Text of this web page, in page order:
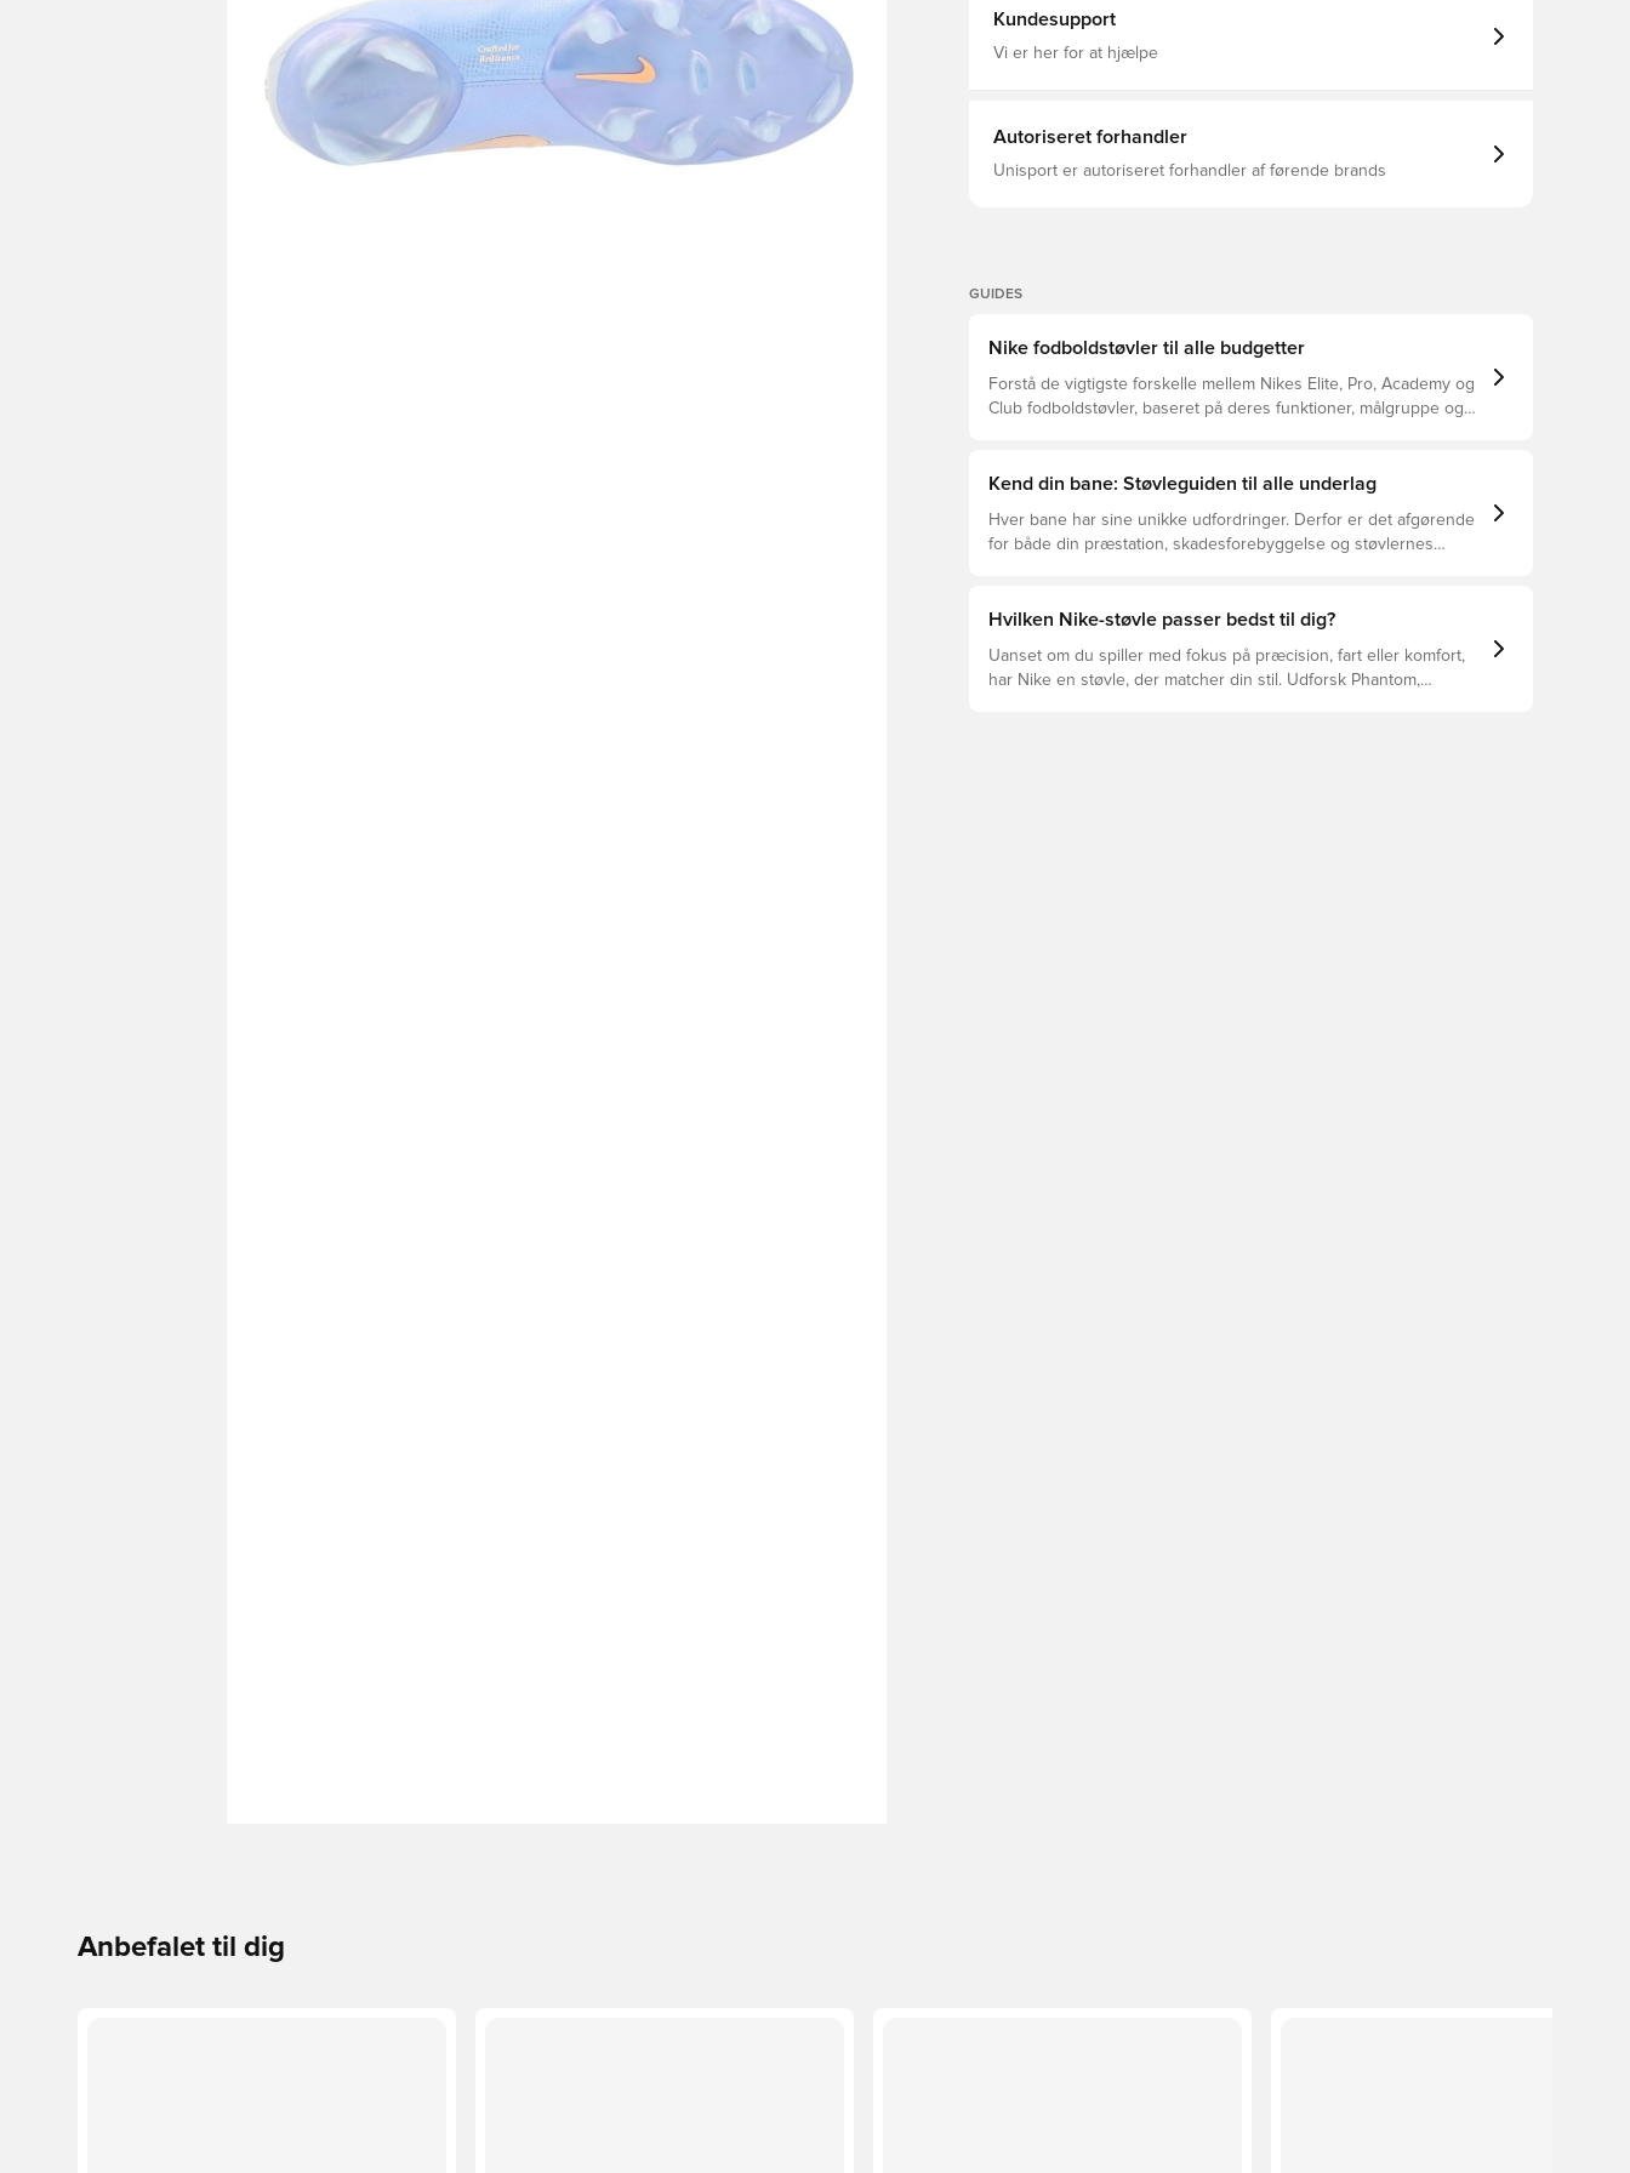
absorberer 29% mindre vand end naturligt læder for ensartet
boldføling og komfort under alle forhold Ydersålen er avanceret
og udstyret med kileformede tå-knopper og snoede koniske
strikket krave, der sikrer din fod til dynamiske bevægelser Med
et klassisk adaptivt snøresystem Dette er en fodboldstøvle med
FG-knopper til brug på naturlige græsbaner. Bemærk: Nike
Kundesupport
Vi er her for at hjælpe
Autoriseret forhandler
Unisport er autoriseret forhandler af førende brands
GUIDES
Nike fodboldstøvler til alle budgetter
Forstå de vigtigste forskelle mellem Nikes Elite, Pro, Academy og
Club fodboldstøvler, baseret på deres funktioner, målgruppe og
Kend din bane: Støvleguiden til alle underlag
Hver bane har sine unikke udfordringer. Derfor er det afgørende
for både din præstation, skadesforebyggelse og støvlernes
forskellige typer underlag.
Hvilken Nike-støvle passer bedst til dig?
Uanset om du spiller med fokus på præcision, fart eller komfort,
har Nike en støvle, der matcher din stil. Udforsk Phantom,
Anbefalet til dig